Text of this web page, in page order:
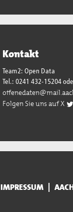
Kontakt
Team2: Open Data
Tel.: 0241 432-15204
Folgen Sie uns auf X
IMPRESSUM